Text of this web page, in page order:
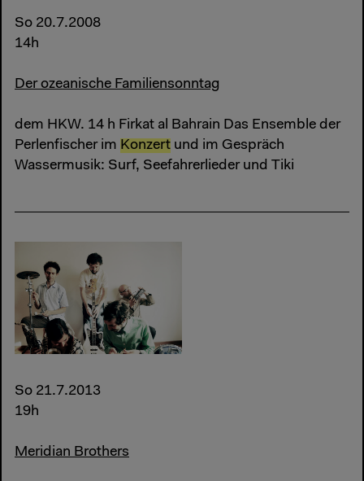
So 20.7.2008
14h
Der ozeanische Familiensonntag
dem HKW. 14 h Firkat al Bahrain Das Ensemble der
Perlenfischer im Konzert und im Gespräch
Wassermusik: Surf, Seefahrerlieder und Tiki
So 21.7.2013
19h
Meridian Brothers